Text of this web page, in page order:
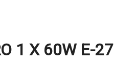
1 X 60W E-27